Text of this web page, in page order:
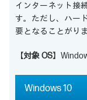
インターネット接
す。ただし、ハー
要となることがりま
【対象 OS】
Windows 10